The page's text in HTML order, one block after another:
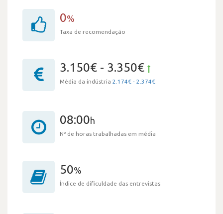
0%
Taxa de recomendação
3.150€ - 3.350€
Média da indústria 2.174€ - 2.374€
08:00h
Nº de horas trabalhadas em média
50%
Índice de dificuldade das entrevistas